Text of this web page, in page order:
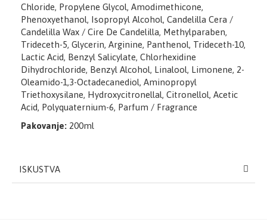
Chloride, Propylene Glycol, Amodimethicone,
Phenoxyethanol, Isopropyl Alcohol, Candelilla Cera /
Candelilla Wax / Cire De Candelilla, Methylparaben,
Trideceth-5, Glycerin, Arginine, Panthenol, Trideceth-10,
Lactic Acid, Benzyl Salicylate, Chlorhexidine
Dihydrochloride, Benzyl Alcohol, Linalool, Limonene, 2-
Oleamido-1,3-Octadecanediol, Aminopropyl
Triethoxysilane, Hydroxycitronellal, Citronellol, Acetic
Acid, Polyquaternium-6, Parfum / Fragrance
Pakovanje: 200ml
ISKUSTVA